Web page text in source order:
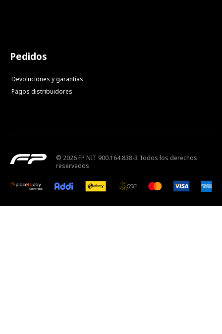
Pedidos
Devoluciones y garantías
Pagos distribuidores
© 2026 FP NIT 900.164.838-3 Todos los derechos
reservados